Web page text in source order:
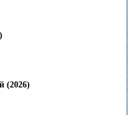
(2026)